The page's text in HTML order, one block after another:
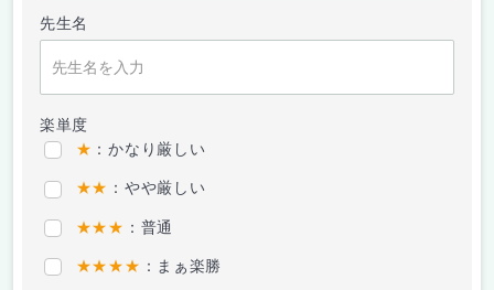
先生名
楽単度
★ ：かなり厳しい
★★ ：やや厳しい
★★★ ：普通
★★★★ ：まぁ楽勝